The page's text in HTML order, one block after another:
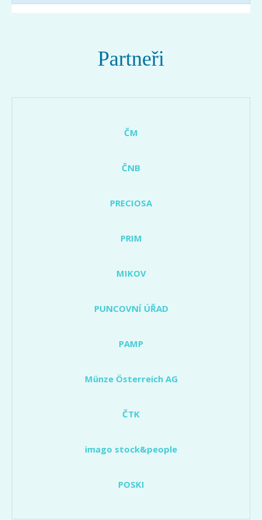
Partneři
ČM
ČNB
PRECIOSA
PRIM
MIKOV
PUNCOVNÍ ÚŘAD
PAMP
Münze Österreich AG
ČTK
imago stock&people
POSKI